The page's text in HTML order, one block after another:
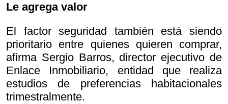
Le agrega valor
El factor seguridad también está siendo
prioritario entre quienes quieren comprar,
afirma Sergio Barros, director ejecutivo de
Enlace Inmobiliario, entidad que realiza
estudios de preferencias habitacionales
trimestralmente.